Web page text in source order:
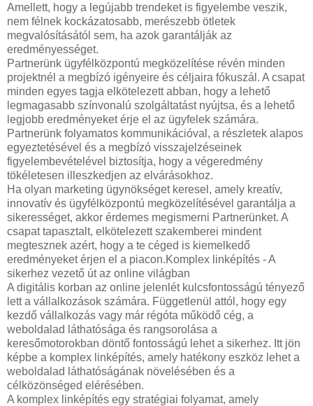
Amellett, hogy a legújabb trendeket is figyelembe veszik,
nem félnek kockázatosabb, merészebb ötletek
megvalósításától sem, ha azok garantálják az
eredményességet.
Partnerünk ügyfélközpontú megközelítése révén minden
projektnél a megbízó igényeire és céljaira fókuszál. A csapat
minden egyes tagja elkötelezett abban, hogy a lehető
legmagasabb színvonalú szolgáltatást nyújtsa, és a lehető
legjobb eredményeket érje el az ügyfelek számára.
Partnerünk folyamatos kommunikációval, a részletek alapos
egyeztetésével és a megbízó visszajelzéseinek
figyelembevételével biztosítja, hogy a végeredmény
tökéletesen illeszkedjen az elvárásokhoz.
Ha olyan marketing ügynökséget keresel, amely kreatív,
innovatív és ügyfélközpontú megközelítésével garantálja a
sikerességet, akkor érdemes megismerni Partnerünket. A
csapat tapasztalt, elkötelezett szakemberei mindent
megtesznek azért, hogy a te céged is kiemelkedő
eredményeket érjen el a piacon.Komplex linképítés - A
sikerhez vezető út az online világban
A digitális korban az online jelenlét kulcsfontosságú tényező
lett a vállalkozások számára. Függetlenül attól, hogy egy
kezdő vállalkozás vagy már régóta működő cég, a
weboldalad láthatósága és rangsorolása a
keresőmotorokban döntő fontosságú lehet a sikerhez. Itt jön
képbe a komplex linképítés, amely hatékony eszköz lehet a
weboldalad láthatóságának növelésében és a
célközönséged elérésében.
A komplex linképítés egy stratégiai folyamat, amely